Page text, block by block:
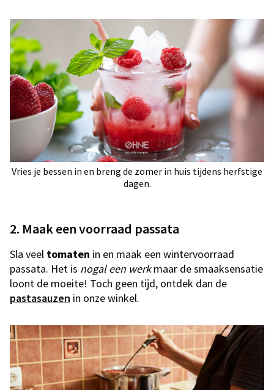
Vries je bessen in en breng de zomer in huis tijdens herfstige
dagen.
2. Maak een voorraad passata
Sla veel tomaten in en maak een wintervoorraad
passata. Het is nogal een werkmaar de smaaksensatie
loont de moeite! Toch geen tijd, ontdek dan de
pastasauzen in onze winkel.